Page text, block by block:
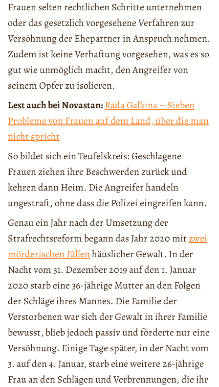
Frauen selten rechtlichen Schritte unternehmen
oder das gesetzlich vorgesehene Verfahren zur
Versöhnung der Ehepartner in Anspruch nehmen.
Zudem ist keine Verhaftung vorgesehen, was es so
gut wie unmöglich macht, den Angreifer von
seinem Opfer zu isolieren.
Lest auch bei Novastan:Rada Galkina – Sieben
Probleme von Frauen auf dem Land, über die man
nicht spricht
So bildet sich ein Teufelskreis: Geschlagene
Frauen ziehen ihre Beschwerden zurück und
kehren dann Heim. Die Angreifer handeln
ungestraft, ohne dass die Polizei eingreifen kann.
Genau ein Jahr nach der Umsetzung der
Strafrechtsreform begann das Jahr 2020 mitzwei
mörderischen Fällenhäuslicher Gewalt. In der
Nacht vom 31. Dezember 2019 auf den 1. Januar
2020 starb eine 36-jährige Mutter an den Folgen
der Schläge ihres Mannes. Die Familie der
Verstorbenen war sich der Gewalt in ihrer Familie
bewusst, blieb jedoch passiv und förderte nur eine
Versöhnung. Einige Tage später, in der Nacht vom
3. auf den 4. Januar, starb eine weitere 26-jährige
Frau an den Schlägen und Verbrennungen, die ihr